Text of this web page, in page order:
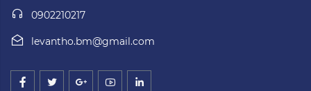
0902210217
levantho.bm@gmail.com